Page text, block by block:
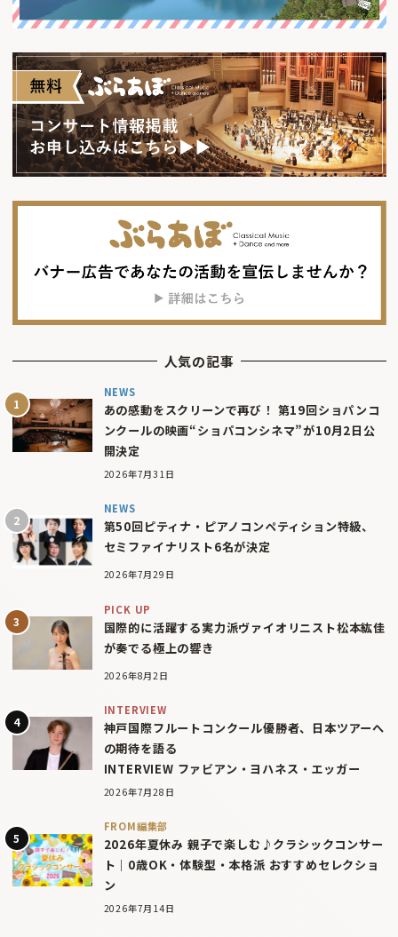
人気の記事
NEWS
あの感動をスクリーンで再び！ 第19回ショパンコ
ンクールの映画“ショパコンシネマ”が10月2日公
開決定
2026年7月31日
NEWS
第50回ピティナ・ピアノコンペティション特級、
セミファイナリスト6名が決定
2026年7月29日
PICK UP
国際的に活躍する実力派ヴァイオリニスト松本紘佳
が奏でる極上の響き
2026年8月2日
INTERVIEW
神戸国際フルートコンクール優勝者、日本ツアーへ
の期待を語る
INTERVIEW ファビアン・ヨハネス・エッガー
2026年7月28日
FROM編集部
2026年夏休み 親子で楽しむ♪クラシックコンサー
ト｜0歳OK・体験型・本格派 おすすめセレクショ
ン
2026年7月14日